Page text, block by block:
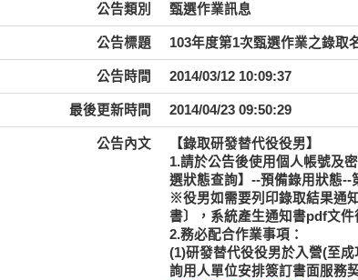
公告類別 甄選作業訊息
公告標題 103年度第1次甄選作業之錄取
公告時間 2014/03/12 10:09:37
最後更新時間 2014/04/23 09:50:29
公告內文
【錄取研發替代役役男】
1.請於公告後使用個人帳號及
選狀態查詢】--預備錄用狀態--
※役男如需要列印錄取結果通
書〕，系統產生通知書pdf文件
2.務必配合作業事項：
(1)研發替代役役男於入營(至
詢用人單位安排簽訂書面服務